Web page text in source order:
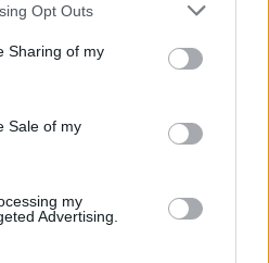
Opt Outs
Sharing of my
Sale of my
my
Advertising.
θα σας παχύνουν